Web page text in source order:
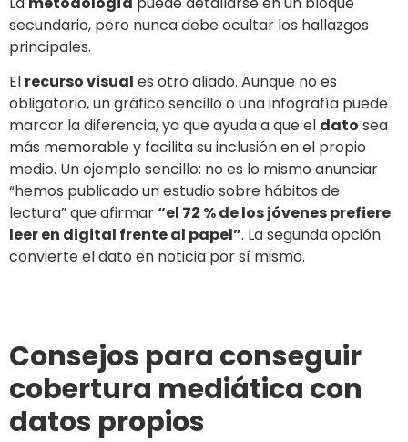
secundario, pero nunca debe ocultar los hallazgos
principales.
El recurso visual es otro aliado. Aunque no es
obligatorio, un gráfico sencillo o una infografía puede
marcar la diferencia, ya que ayuda a que el dato sea
más memorable y facilita su inclusión en el propio
medio. Un ejemplo sencillo: no es lo mismo anunciar
“hemos publicado un estudio sobre hábitos de
lectura” que afirmar“el 72 % de los jóvenes prefiere
leer en digital frente al papel”. La segunda opción
convierte el dato en noticia por sí mismo.
Consejos para conseguir
cobertura mediática con
datos propios